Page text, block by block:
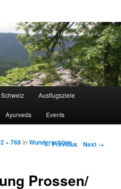
Ausflugsziele
Ayurveda Events
Image navigation
← Previous Next →
Prossen/
× 768inWunderschöne